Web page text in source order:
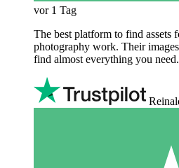
vor 1 Tag
The best platform to find assets
photography work. Their
find almost everything you need.